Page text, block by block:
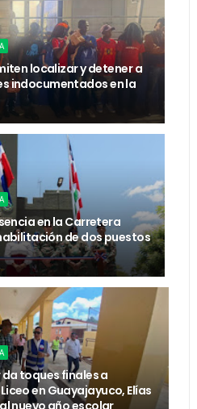
localizar y detener a
indocumentados en la
en la Carretera
de dos puestos
toques finales a
en Guayajayuco, Elías
nuevo año escolar